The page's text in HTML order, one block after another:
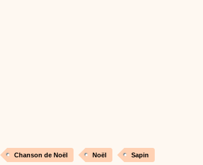
pour fabriquer facilement cet objet qui amusera les
Motion (image par image) qui raconte en chanson les
Chanson de Noël Noël Sapin